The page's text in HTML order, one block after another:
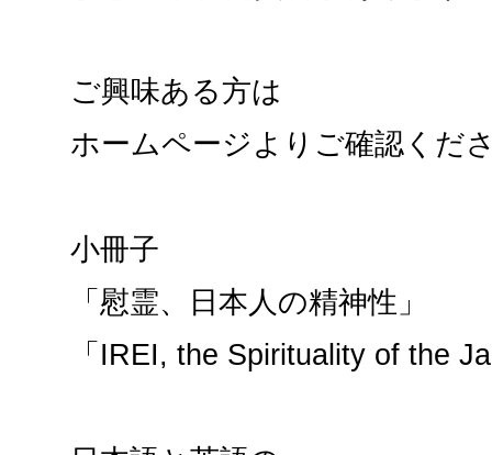
ご興味ある方は
ホームページよりご確認くだ
小冊子
「慰霊、日本人の精神性」
「IREI, the Spirituality of the